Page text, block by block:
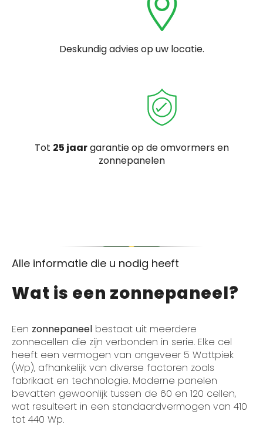
Deskundig advies op uw locatie.
Tot 25 jaargarantie op de omvormers en
zonnepanelen
Alle informatie die u nodig heeft
Wat is een zonnepaneel?
Een zonnepaneel bestaat uit meerdere
zonnecellen die zijn verbonden in serie. Elke cel
heeft een vermogen van ongeveer 5 Wattpiek
(Wp), afhankelijk van diverse factoren zoals
fabrikaat en technologie. Moderne panelen
bevatten gewoonlijk tussen de 60 en 120 cellen,
wat resulteert in een standaardvermogen van 410
tot 440 Wp.